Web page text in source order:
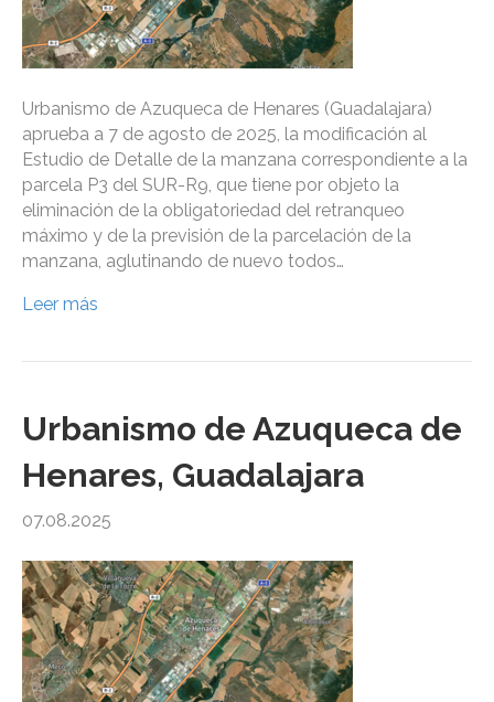
Urbanismo de Azuqueca de Henares (Guadalajara)
aprueba a 7 de agosto de 2025, la modificación al
Estudio de Detalle de la manzana correspondiente a la
parcela P3 del SUR-R9, que tiene por objeto la
eliminación de la obligatoriedad del retranqueo
máximo y de la previsión de la parcelación de la
manzana, aglutinando de nuevo todos…
Leer más
Urbanismo de Azuqueca de
Henares, Guadalajara
07.08.2025